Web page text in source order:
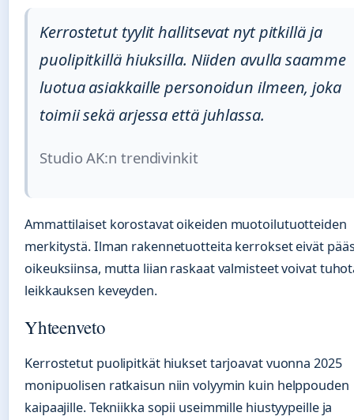
Kerrostetut tyylit hallitsevat nyt pitkillä ja
puolipitkillä hiuksilla. Niiden avulla saamme
luotua asiakkaille personoidun ilmeen, joka
toimii sekä arjessa että juhlassa.
Studio AK:n trendivinkit
Ammattilaiset korostavat oikeiden muotoilutuotteiden
merkitystä. Ilman rakennetuotteita kerrokset eivät
oikeuksiinsa, mutta liian raskaat valmisteet voivat
leikkauksen keveyden.
Yhteenveto
Kerrostetut puolipitkät hiukset tarjoavat vuonna 2025
monipuolisen ratkaisun niin volyymin kuin helppouden
kaipaajille. Tekniikka sopii useimmille hiustyypeille ja